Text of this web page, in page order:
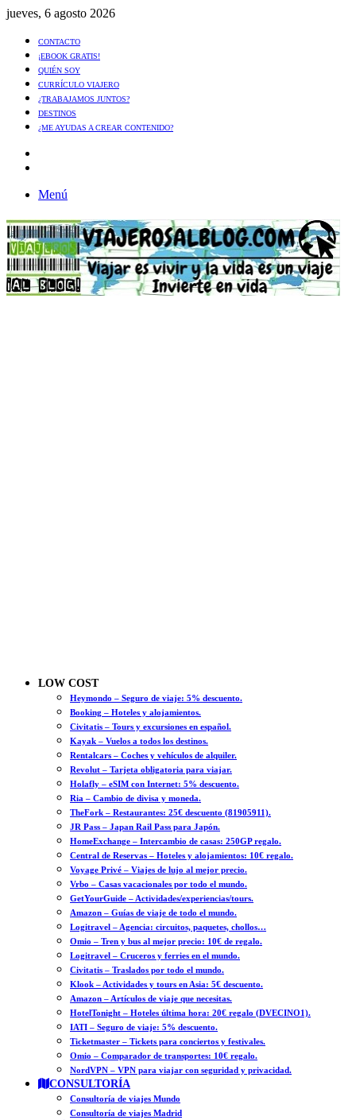
jueves, 6 agosto 2026
CONTACTO
¡EBOOK GRATIS!
QUIÉN SOY
CURRÍCULO VIAJERO
¿TRABAJAMOS JUNTOS?
DESTINOS
¿ME AYUDAS A CREAR CONTENIDO?
Menú
LOW COST
Heymondo – Seguro de viaje: 5% descuento.
Booking – Hoteles y alojamientos.
Civitatis – Tours y excursiones en español.
Kayak – Vuelos a todos los destinos.
Rentalcars – Coches y vehículos de alquiler.
Revolut – Tarjeta obligatoria para viajar.
Holafly – eSIM con Internet: 5% descuento.
Ria – Cambio de divisa y moneda.
TheFork – Restaurantes: 25€ descuento (81905911).
JR Pass – Japan Rail Pass para Japón.
HomeExchange – Intercambio de casas: 250GP regalo.
Central de Reservas – Hoteles y alojamientos: 10€ regalo.
Voyage Privé – Viajes de lujo al mejor precio.
Vrbo – Casas vacacionales por todo el mundo.
GetYourGuide – Actividades/experiencias/tours.
Amazon – Guías de viaje de todo el mundo.
Logitravel – Agencia: circuitos, paquetes, chollos…
Omio – Tren y bus al mejor precio: 10€ de regalo.
Logitravel – Cruceros y ferries en el mundo.
Civitatis – Traslados por todo el mundo.
Klook – Actividades y tours en Asia: 5€ descuento.
Amazon – Artículos de viaje que necesitas.
HotelTonight – Hoteles última hora: 20€ regalo (DVECINO1).
IATI – Seguro de viaje: 5% descuento.
Ticketmaster – Tickets para conciertos y festivales.
Omio – Comparador de transportes: 10€ regalo.
NordVPN – VPN para viajar con seguridad y privacidad.
CONSULTORÍA
Consultoría de viajes Mundo
Consultoría de viajes Madrid